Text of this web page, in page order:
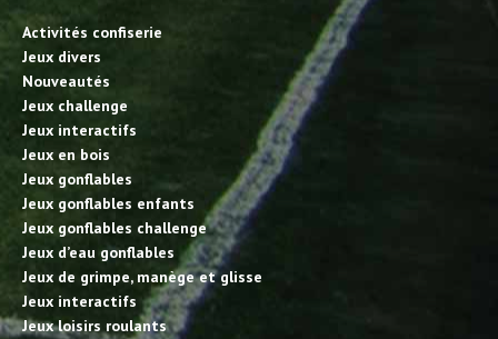
Activités confiserie
Jeux divers
Nouveautés
Jeux challenge
Jeux interactifs
Jeux en bois
Jeux gonflables
Jeux gonflables enfants
Jeux gonflables challenge
Jeux d’eau gonflables
Jeux de grimpe, manège et glisse
Jeux interactifs
Jeux loisirs roulants